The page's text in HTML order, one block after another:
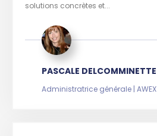
solutions concrètes et...
PASCALE DELCOMMINETTE
Administratrice générale | AWEX